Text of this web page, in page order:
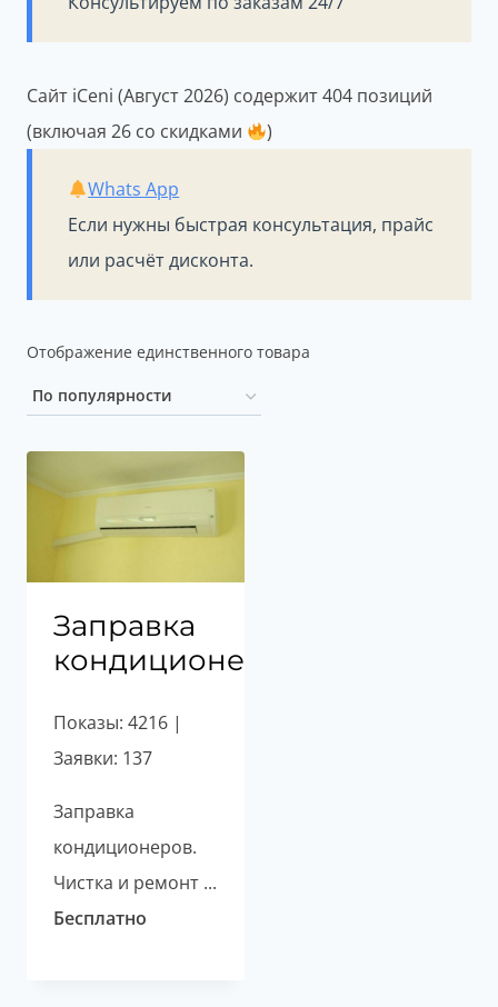
Сайт iCeni (Август 2026) содержит 404 позиций
(включая 26 со скидками
)
Если нужны быстрая консультация, прайс
или расчёт дисконта.
Whats App
Отображение единственного товара
Заправка
кондиционеров
Показы: 4216 |
Заявки: 137
Заправка
кондиционеров.
Чистка и ремонт ...
Бесплатно